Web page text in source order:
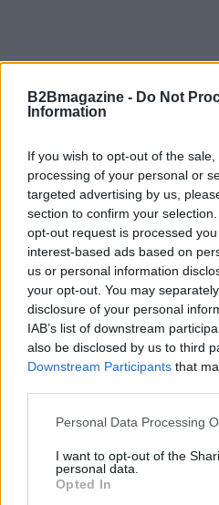
B2Bmagazine - Do Not
Information
If you wish to opt-out of the
processing of your personal or
targeted advertising by us,
section to confirm your
opt-out request is processed
interest-based ads based on
us or personal information
your opt-out. You may
disclosure of your personal
IAB’s list of downstream
also be disclosed by us to third
Downstream Participants that
Please note that this website/
not limited to your visit or usage
grant or deny consent to
use your data for below
Personal Data Processing
I want to opt-out of the
personal data.
Opted In
AUTORE